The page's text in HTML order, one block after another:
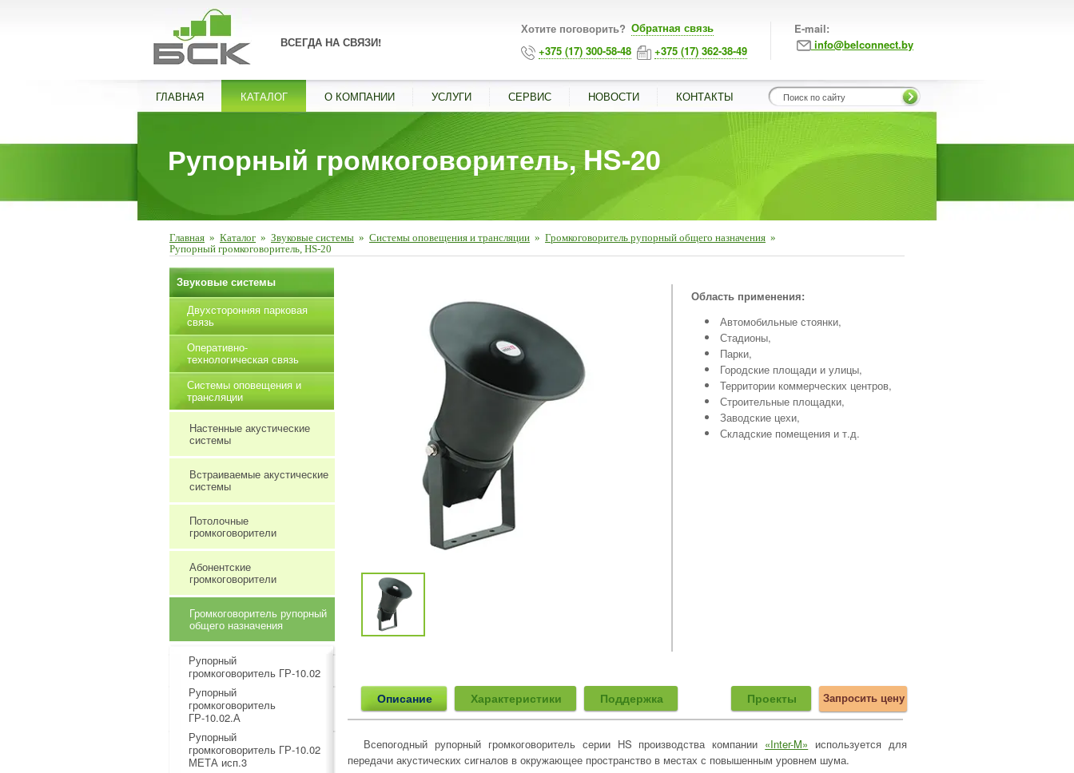
ВСЕГДА НА СВЯЗИ!
Хотите поговорить? Обратная связь
+375 (17) 300-58-48
+375 (17) 362-38-49
E-mail:
info@belconnect.by
ГЛАВНАЯ КАТАЛОГ О КОМПАНИИ УСЛУГИ СЕРВИС НОВОСТИ КОНТАКТЫ
Рупорный громкоговоритель, HS-20
Главная » Каталог » Звуковые системы » Системы оповещения и трансляции » Громкоговоритель рупорный общего назначения »
Рупорный громкоговоритель, HS-20
■
Область применения:
Автомобильные стоянки,
Стадионы,
Парки,
Городские площади и улицы,
Территории коммерческих центров,
Строительные площадки,
Заводские цехи,
Складские помещения и т.д.
Описание Характеристики Поддержка Проекты Запросить цену
Всепогодный рупорный громкоговоритель серии HS производства компании «Inter-M» используется для
передачи акустических сигналов в окружающее пространство в местах с повышенным уровнем шума.
Звуковые системы
Двухсторонняя парковая
связь
Оперативно-
технологическая связь
Системы оповещения и
трансляции
Настенные акустические
системы
Встраиваемые акустические
системы
Потолочные
громкоговорители
Абонентские
громкоговорители
Громкоговоритель рупорный
общего назначения
Рупорный
громкоговоритель ГР-10.02
Рупорный
громкоговоритель
ГР-10.02.А
Рупорный
громкоговоритель ГР-10.02
МЕТА исп.3